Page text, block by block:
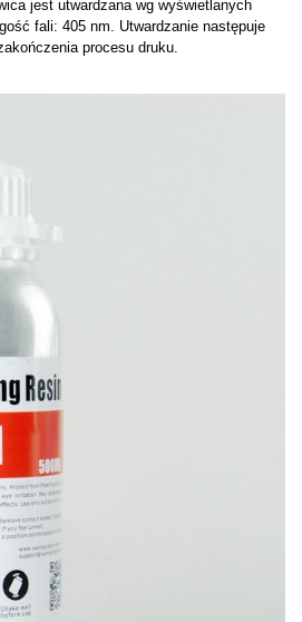
jest utwardzana wg wyświetlanych
fali: 405 nm. Utwardzanie następuje
procesu druku.